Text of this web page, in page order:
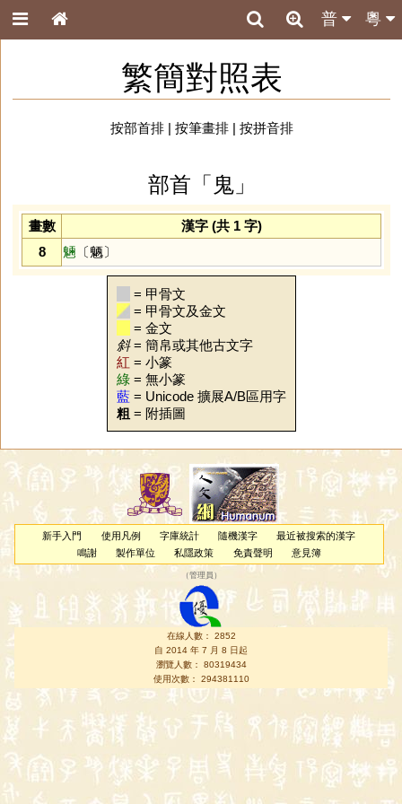
粵
普
繁簡對照表
按部首排| 按筆畫排| 按拼音排
部首「鬼」
畫數
漢字 (共 1 字)
8
魎 〔魉〕
= 甲骨文
= 甲骨文及金文
= 金文
斜= 簡帛或其他古文字
紅 = 小篆
綠 = 無小篆
藍 = Unicode 擴展A/B區用字
粗 = 附插圖
新手入門 使用凡例 字庫統計 隨機漢字
最近被搜索的漢字
鳴謝
製作單位 私隱政策 免責聲明 意見簿
（管理員 ）
在線人數： 2852
自 2014 年 7 月 8 日起
瀏覽人數： 80319434
使用次數： 294381110